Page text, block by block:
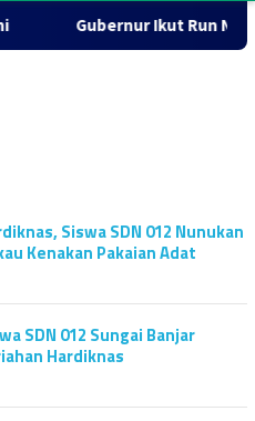
Gubernur Ikut Run Night
Siswa SDN 012 Nunukan
Kenakan Pakaian Adat
SDN 012 Sungai Banjar
Hardiknas